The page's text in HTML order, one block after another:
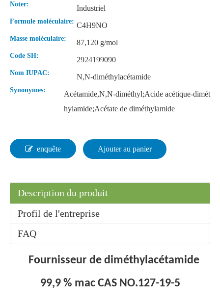
Noter: Industriel
Formule moléculaire: C4H9NO
Masse moléculaire: 87,120 g/mol
Code SH: 2924199090
Nom IUPAC: N,N-diméthylacétamide
Synonymes:
Acétamide,N,N-diméthyl;Acide acétique-dimét
hylamide;Acétate de diméthylamide
enquête Ajouter au panier
Description du produit
Profil de l'entreprise
FAQ
Fournisseur de diméthylacétamide
99,9 % mac CAS NO.127-19-5